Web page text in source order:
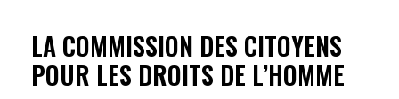
LA COMMISSION DES CITOYENS
POUR LES DROITS DE L’HOMME